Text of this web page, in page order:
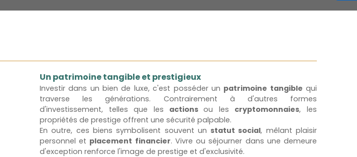
Un patrimoine tangible et prestigieux
Investir dans un bien de luxe, c'est posséder un patrimoine tangible qui
traverse les générations. Contrairement à d'autres formes
d'investissement, telles que les actionsou les cryptomonnaies, les
propriétés de prestige offrent une sécurité palpable.
En outre, ces biens symbolisent souvent un statut social, mêlant plaisir
personnel et placement financier. Vivre ou séjourner dans une demeure
d'exception renforce l'image de prestige et d'exclusivité.